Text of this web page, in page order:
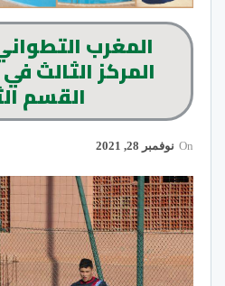
المغرب
المركز الثالث
القسم
On نوفمبر 28, 2021